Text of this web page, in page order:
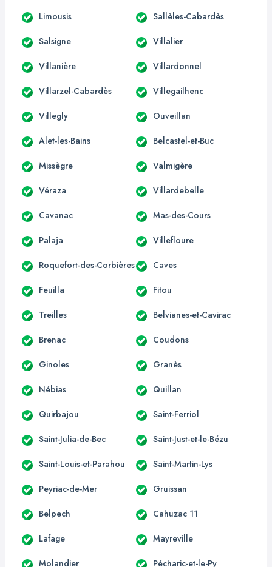
Limousis Sallèles-Cabardès
Salsigne Villalier
Villanière Villardonnel
Villarzel-Cabardès Villegailhenc
Villegly Ouveillan
Alet-les-Bains Belcastel-et-Buc
Missègre Valmigère
Véraza Villardebelle
Cavanac Mas-des-Cours
Palaja Villefloure
Roquefort-des-Corbières Caves
Feuilla Fitou
Treilles Belvianes-et-Cavirac
Brenac Coudons
Ginoles Granès
Nébias Quillan
Quirbajou Saint-Ferriol
Saint-Julia-de-Bec Saint-Just-et-le-Bézu
Saint-Louis-et-Parahou Saint-Martin-Lys
Peyriac-de-Mer Gruissan
Belpech Cahuzac 11
Lafage Mayreville
Molandier Pécharic-et-le-Py